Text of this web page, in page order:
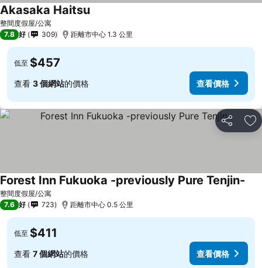
整間度假屋/公寓
Akasaka Haitsu
7.8 好 309 距離市中心 1.3 公里
低至 $457
查看 3 個網站的價格 查看價格
分享 放
整間度假屋/公寓
Forest Inn Fukuoka -previously Pure Tenjin-
7.6 好 723 距離市中心 0.5 公里
低至 $411
查看 7 個網站的價格 查看價格